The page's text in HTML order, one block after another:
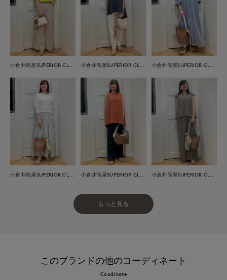
もっと見る
このブランドの他のコーディネート
Coodinate